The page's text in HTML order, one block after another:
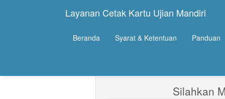
Layanan Cetak Kartu Ujian Mandiri
Beranda Syarat & Ketentuan Panduan
Selamat datang di
Silahkan